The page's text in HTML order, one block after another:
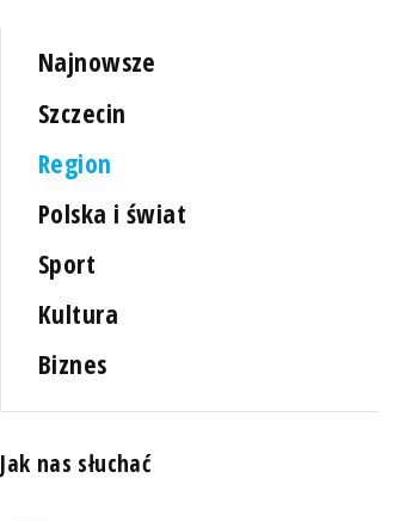
Najnowsze
Szczecin
Region
Polska i świat
Sport
Kultura
Biznes
Jak nas słuchać